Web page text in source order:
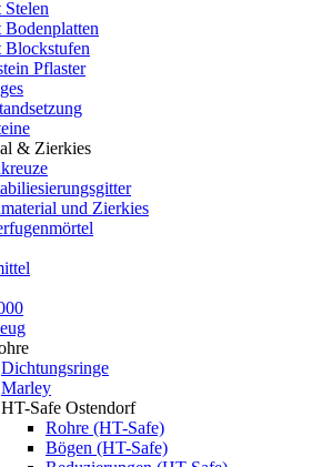
Bodenplatten
Blockstufen
Pflaster
& Zierkies
und Zierkies
Dichtungsringe
Marley
HT-Safe Ostendorf
Rohre (HT-Safe)
Bögen (HT-Safe)